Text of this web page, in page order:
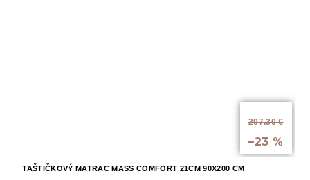
207.30 €
–23 %
TAŠTIČKOVÝ MATRAC MASS COMFORT 21CM 90X200 CM